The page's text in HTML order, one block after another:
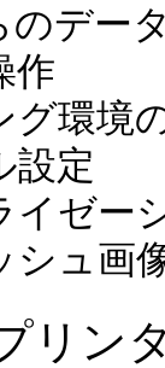
のデー
作
グ環境
設定
イゼー
シュ画
リン